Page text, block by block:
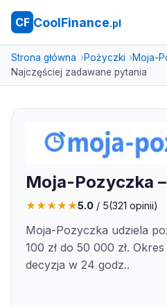
CF CoolFinance.pl
Strona główna Pożyczki
Moja-
Najczęściej zadawane pytania
Moja-Pozyczka
★★★★★5.0 / 5(321 opinii)
Moja-Pozyczka udziela
100 zł do 50 000 zł.
decyzja w 24 godz..